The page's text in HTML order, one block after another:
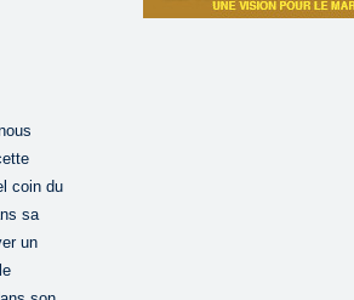
coin du
sa
un